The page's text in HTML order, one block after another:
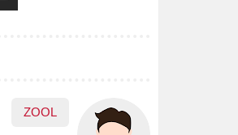
ZOOL